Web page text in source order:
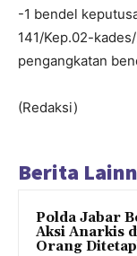
-1 bendel
141/Kep.02-
pengangkatan
(Redaksi)
Berita
Polda Jabar
Aksi Anarkis
Orang